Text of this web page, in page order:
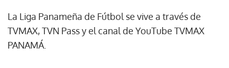
La Liga Panameña de Fútbol se vive a través de
TVMAX, TVN Pass y el canal de YouTube TVMAX
PANAMÁ.